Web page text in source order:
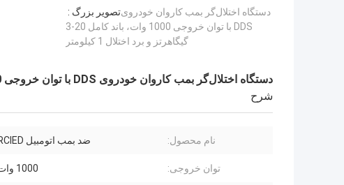
تصویر بزرگ :دستگاه اختلال‌گر بمب کاروان خودروی
DDS با توان خروجی 1000 وات، باند کامل 20-3
گیگاهرتز و برد اختلال 1 کیلومتر
دستگاه اختلال‌گر بمب کاروان خودروی DDS با توان خروجی 1000 وات، باند کامل 20-3 گیگاهرتز و برد اختلال 1 کیلومتر
شرح
نام محصول: ضد بمب اتومبیل RCIED
توان خروجی: 1000 وات